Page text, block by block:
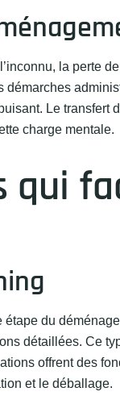
la perte
Le transfert
charge mentale.
qui
du
détaillées. Ce
offrent des
et le déballage.